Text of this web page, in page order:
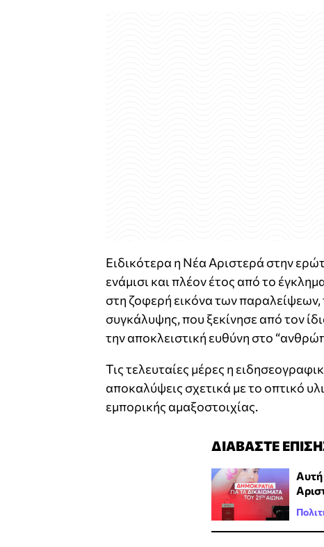
Ειδικότερα η Νέα Αριστερά στην
ενάμισι και πλέον έτος από το
στη ζοφερή εικόνα των
συγκάλυψης, που ξεκίνησε από τον
την αποκλειστική ευθύνη στο
Τις τελευταίες μέρες η
αποκαλύψεις σχετικά με το οπτικό
εμπορικής αμαξοστοιχίας.
ΔΙΑΒΑΣΤΕ
Αυτή